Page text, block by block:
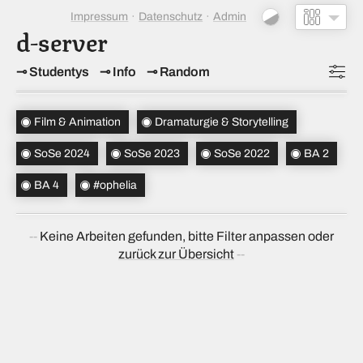
d-server
Studentys Info Random
Impressum Datenschutz Admin
Topics(2)
Studiensemester(3)
Bachelorsemester
Sortierung(↝ zufällig)
Film & Animation Dramaturgie & Storytelling
SoSe 2024 SoSe 2023 SoSe 2022 BA 2
BA 4 #ophelia
Keine Arbeiten gefunden, bitte Filter anpassen oder
zurück zur Übersicht